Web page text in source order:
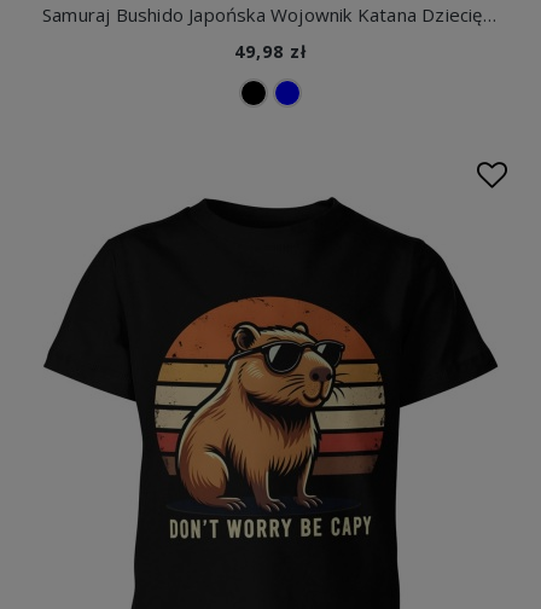
Samuraj Bushido Japońska Wojownik Katana Dziecięca koszulka
49,98 zł